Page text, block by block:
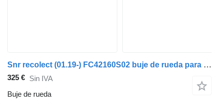
Snr recolect (01.19-) FC42160S02 buje de rueda para Dennis eCollect Terberg YT Magtec (2019-) cabeza tractora
325 € Sin IVA
Buje de rueda